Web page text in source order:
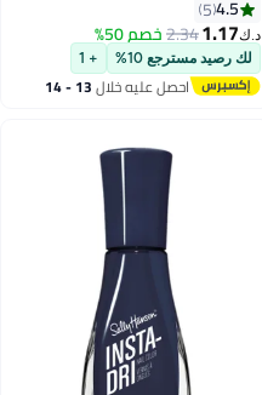
4.5
5
د.ك‏1.17
2.34خصم 50%
لك رصيد مسترجع 10% + 1
احصل عليه خلال 13 - 14